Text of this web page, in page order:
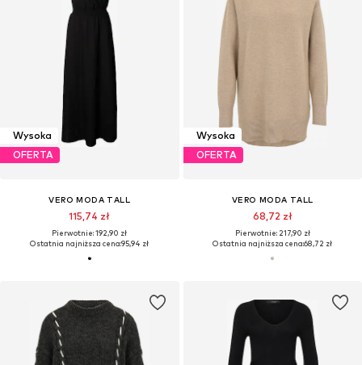
Wysoka
OFERTA
VERO MODA TALL
115,74 zł
Pierwotnie: 192,90 zł
Ostatnia najniższa cena:95,94 zł
Wysoka
OFERTA
VERO MODA TALL
68,72 zł
Pierwotnie: 217,90 zł
Ostatnia najniższa cena:68,72 zł